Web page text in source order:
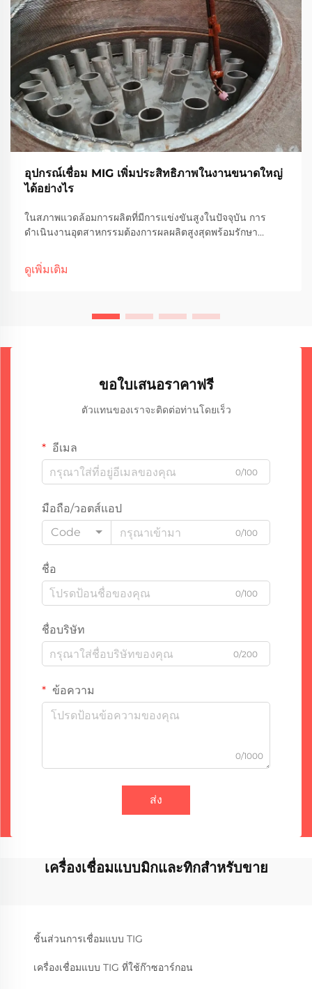
อุปกรณ์เชื่อม MIG เพิ่มประสิทธิภาพในงานขนาดใหญ่
ได้อย่างไร
ในสภาพแวดล้อมการผลิตที่มีการแข่งขันสูงในปัจจุบัน การ
ดำเนินงานอุตสาหกรรมต้องการผลผลิตสูงสุดพร้อมรักษา
เทคโนโลยีหลักสำหรับโครงการผลิตชิ้นส่วนขนาดใหญ่ โดย
ปฏิวัติ...
ดูเพิ่มเติม
ขอใบเสนอราคาฟรี
ตัวแทนของเราจะติดต่อท่านโดยเร็ว
อีเมล
0/100
มือถือ/วอตส์แอป
Code
0/100
ชื่อ
0/100
ชื่อบริษัท
0/200
ข้อความ
0/1000
ส่ง
เครื่องเชื่อมแบบมิกและทิกสำหรับขาย
ชิ้นส่วนการเชื่อมแบบ TIG
เครื่องเชื่อมแบบ TIG ที่ใช้ก๊าซอาร์กอน